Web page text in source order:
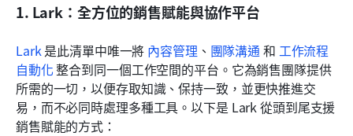
1. Lark：全方位的銷售賦能與協作平台
Lark 是此清單中唯一將 內容管理 、 團隊溝通 和 工作流程
自動化 整合到同一個工作空間的平台。它為銷售團隊提供
所需的一切，以便存取知識、保持一致，並更快推進交
易，而不必同時處理多種工具。以下是 Lark 從頭到尾支援
銷售賦能的方式：